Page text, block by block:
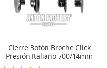
Cierre Botón Broche Click
Presión Italiano 700/14mm